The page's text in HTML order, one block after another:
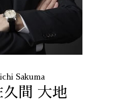
護士
Sakuma
久間 大地